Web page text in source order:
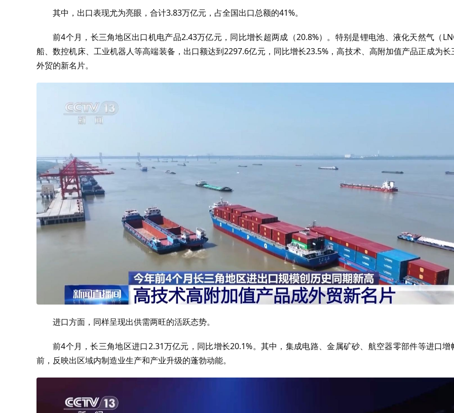
其中，出口表现尤为亮眼，合计3.83万亿元，占全国出口总额的41%。
前4个月，长三角地区出口机电产品2.43万亿元，同比增长超两成（20.8%）。特别是锂电池、液化天然气（
船、数控机床、工业机器人等高端装备，出口额达到2297.6亿元，同比增长23.5%，高技术、高附加值产品正成为长
外贸的新名片。
进口方面，同样呈现出供需两旺的活跃态势。
前4个月，长三角地区进口2.31万亿元，同比增长20.1%。其中，集成电路、金属矿砂、航空器零部件等进口增
前，反映出区域内制造业生产和产业升级的蓬勃动能。